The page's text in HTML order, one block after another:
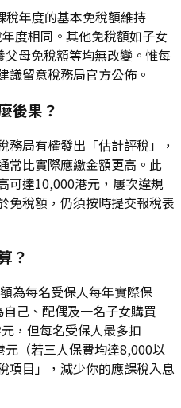
年度的基本免稅額維持
度相同。其他免稅額如子女
母免稅額等均無改變。惟每
議留意稅務局官方公佈。
後果？
局有權發出「估計評稅」，
常比實際應繳金額更高。此
可達10,000港元，屢次違規
免稅額，仍須按時提交報稅表
？
為每名受保人每年實際保
己、配偶及一名子女購買
，但每名受保人最多扣
（若三人保費均達8,000以
項目」，減少你的應課稅入息